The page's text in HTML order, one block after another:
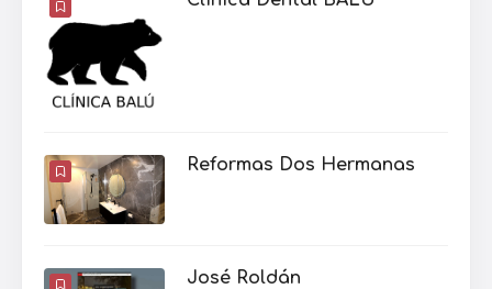
Reformas Dos Hermanas
José Roldán